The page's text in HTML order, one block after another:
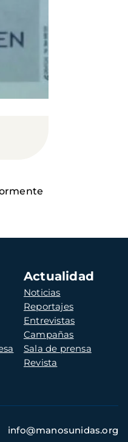
Actualidad
Noticias
Reportajes
Entrevistas
Campañas
Sala de prensa
Revista
info@manosunidas.org